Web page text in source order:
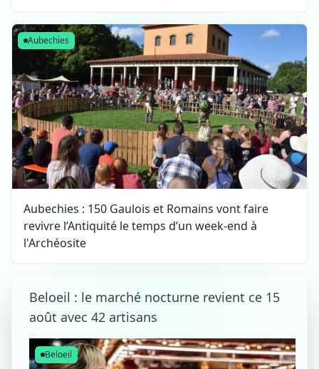
Aubechies
Aubechies : 150 Gaulois et Romains vont faire
revivre l’Antiquité le temps d’un week-end à
l'Archéosite
Beloeil : le marché nocturne revient ce 15
août avec 42 artisans
Beloeil